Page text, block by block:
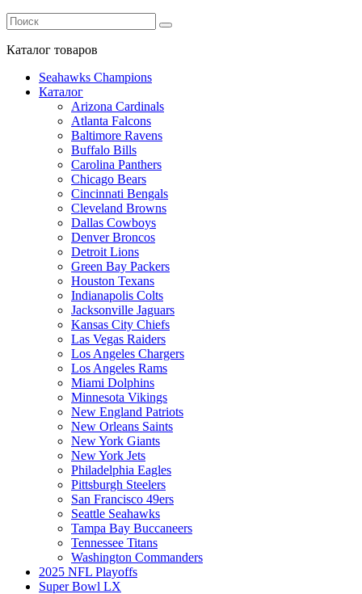
Каталог товаров
Seahawks Champions
Каталог
Arizona Cardinals
Atlanta Falcons
Baltimore Ravens
Buffalo Bills
Carolina Panthers
Chicago Bears
Cincinnati Bengals
Cleveland Browns
Dallas Cowboys
Denver Broncos
Detroit Lions
Green Bay Packers
Houston Texans
Indianapolis Colts
Jacksonville Jaguars
Kansas City Chiefs
Las Vegas Raiders
Los Angeles Chargers
Los Angeles Rams
Miami Dolphins
Minnesota Vikings
New England Patriots
New Orleans Saints
New York Giants
New York Jets
Philadelphia Eagles
Pittsburgh Steelers
San Francisco 49ers
Seattle Seahawks
Tampa Bay Buccaneers
Tennessee Titans
Washington Commanders
2025 NFL Playoffs
Super Bowl LX